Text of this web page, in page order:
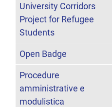
University Corridors
Project for Refugee
Students
Open Badge
Procedure
amministrative e
modulistica